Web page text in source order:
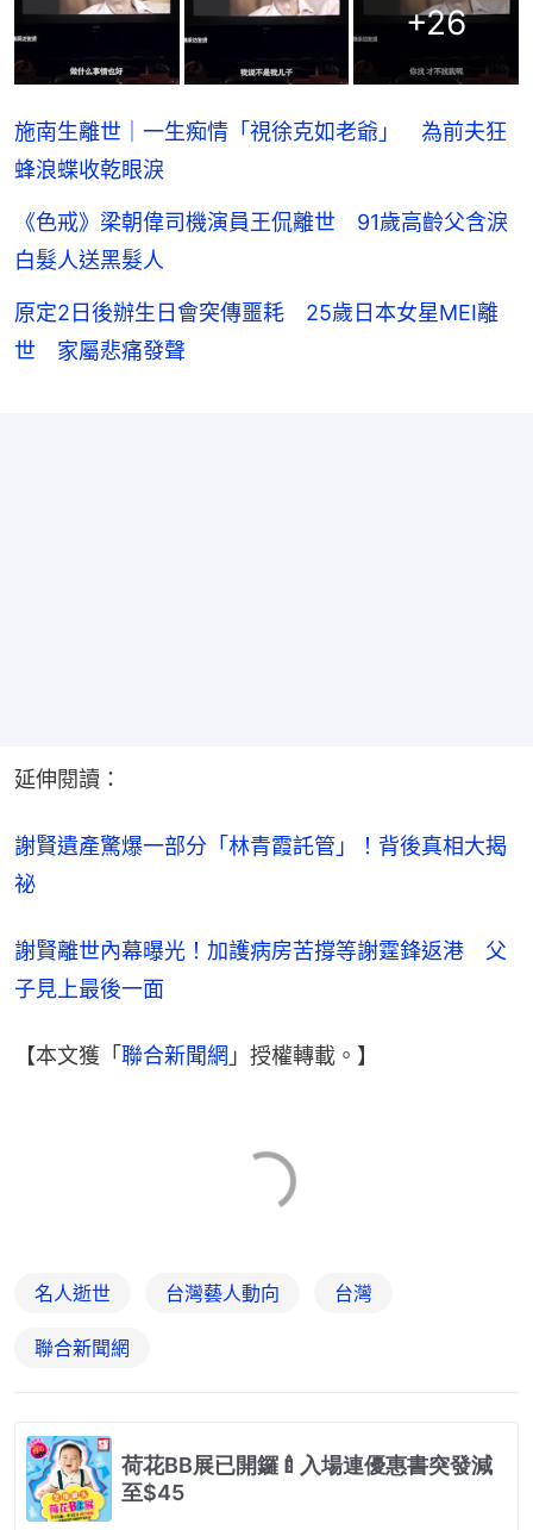
+26
施南生離世｜一生痴情「視徐克如老爺」 為前夫狂
蜂浪蝶收乾眼淚
《色戒》梁朝偉司機演員王侃離世 91歲高齡父含淚
白髮人送黑髮人
原定2日後辦生日會突傳噩耗 25歲日本女星MEI離
世 家屬悲痛發聲
延伸閱讀：
謝賢遺產驚爆一部分「林青霞託管」！背後真相大揭
祕
謝賢離世內幕曝光！加護病房苦撐等謝霆鋒返港　父
子見上最後一面
【本文獲「 聯合新聞網 」授權轉載。】
名人逝世 台灣藝人動向 台灣
聯合新聞網